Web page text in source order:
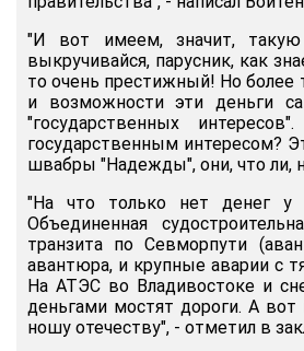
"И вот имеем, значит,
выкручивайся, парусник, как
то очень престижный! Но более
и возможности эти деньги
"государственных
государственным интересом?
швабры "Надежды", они, что ли,
"На что только нет денег у
Объединенная
транзита по Севморпути
авантюра, и крупные аварии с
На АТЭС во Владивостоке и
деньгами мостят дороги. А
ношу отечеству", - отметил в